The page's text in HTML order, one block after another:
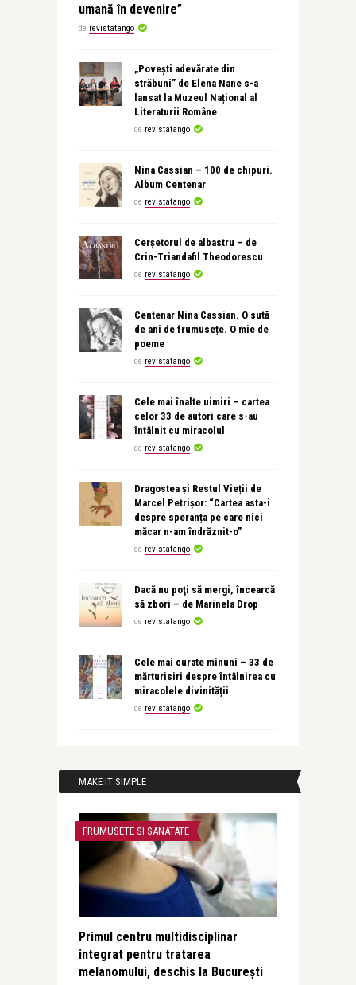
umană în devenire”
de revistatango
„Povești adevărate din
străbuni” de Elena Nane s-a
lansat la Muzeul Național al
Literaturii Române
de revistatango
Nina Cassian – 100 de chipuri.
Album Centenar
de revistatango
Cerșetorul de albastru – de
Crin-Triandafil Theodorescu
de revistatango
Centenar Nina Cassian. O sută
de ani de frumusețe. O mie de
poeme
de revistatango
Cele mai înalte uimiri – cartea
celor 33 de autori care s-au
întâlnit cu miracolul
de revistatango
Dragostea și Restul Vieții de
Marcel Petrișor: “Cartea asta-i
despre speranța pe care nici
măcar n-am îndrăznit-o”
de revistatango
Dacă nu poţi să mergi, încearcă
să zbori – de Marinela Drop
de revistatango
Cele mai curate minuni – 33 de
mărturisiri despre întâlnirea cu
miracolele divinității
de revistatango
MAKE IT SIMPLE
FRUMUSETE SI SANATATE
Primul centru multidisciplinar
integrat pentru tratarea
melanomului, deschis la București